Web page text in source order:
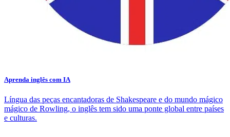
Aprenda inglês com IA
Língua das peças encantadoras de Shakespeare e do mundo mágico
mágico de Rowling, o inglês tem sido uma ponte global entre países
e culturas.